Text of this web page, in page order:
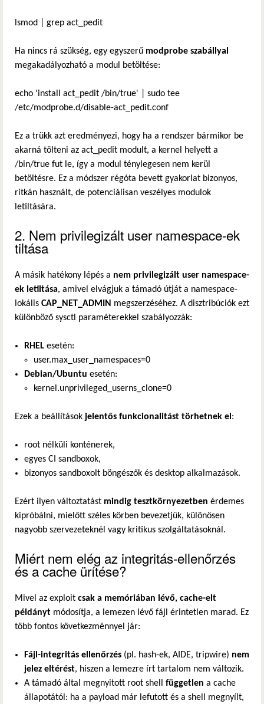
lsmod | grep act_pedit
Ha nincs rá szükség, egy egyszerű modprobe szabállyal
megakadályozható a modul betöltése:
echo 'install act_pedit /bin/true' | sudo tee
/etc/modprobe.d/disable-act_pedit.conf
Ez a trükk azt eredményezi, hogy ha a rendszer bármikor be
akarná tölteni az act_pedit modult, a kernel helyett a
/bin/true fut le, így a modul ténylegesen nem kerül
betöltésre. Ez a módszer régóta bevett gyakorlat bizonyos,
ritkán használt, de potenciálisan veszélyes modulok
letiltására.
2. Nem privilegizált user namespace-ek
tiltása
A másik hatékony lépés a nem privilegizált user namespace-
ek letiltása, amivel elvágjuk a támadó útját a namespace-
lokális CAP_NET_ADMIN megszerzéséhez. A disztribúciók ezt
különböző sysctl paraméterekkel szabályozzák:
RHEL esetén:
user.max_user_namespaces=0
Debian/Ubuntu esetén:
kernel.unprivileged_userns_clone=0
Ezek a beállítások jelentős funkcionalitást törhetnek el :
root nélküli konténerek,
egyes CI sandboxok,
bizonyos sandboxolt böngészők és desktop alkalmazások.
Ezért ilyen változtatást mindig tesztkörnyezetben érdemes
kipróbálni, mielőtt széles körben bevezetjük, különösen
nagyobb szervezeteknél vagy kritikus szolgáltatásoknál.
Miért nem elég az integritás-ellenőrzés
és a cache ürítése?
Mivel az exploit csak a memóriában lévő, cache-elt
példányt módosítja, a lemezen lévő fájl érintetlen marad. Ez
több fontos következménnyel jár:
Fájl-integritás ellenőrzés (pl. hash-ek, AIDE, tripwire) nem
jelez eltérést, hiszen a lemezre írt tartalom nem változik.
A támadó által megnyitott root shell független a cache
állapotától: ha a payload már lefutott és a shell megnyílt,